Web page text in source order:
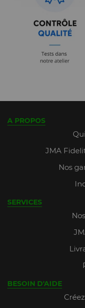
A PROPOS
JMA
Nos
SERVICES
BESOIN D'AIDE